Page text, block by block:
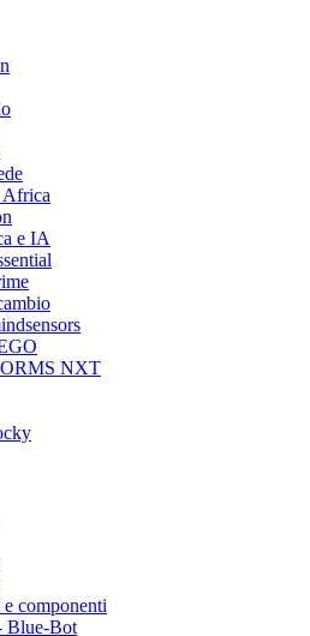
Africa
e IA
NXT
componenti
Blue-Bot